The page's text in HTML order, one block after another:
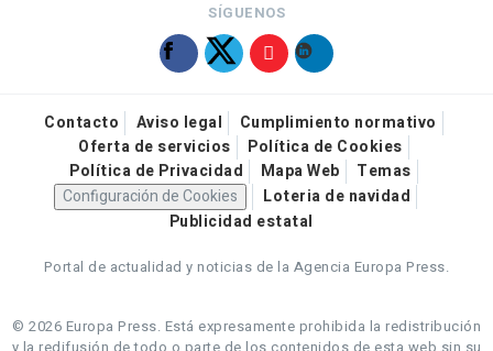
SÍGUENOS
Contacto Aviso legal
Cumplimiento normativo
Oferta de servicios
Política de Cookies
Política de Privacidad
Mapa Web
Temas
Configuración de Cookies
Loteria de navidad
Publicidad estatal
Portal de actualidad y noticias de la Agencia Europa Press.
© 2026 Europa Press. Está expresamente prohibida la redistribución